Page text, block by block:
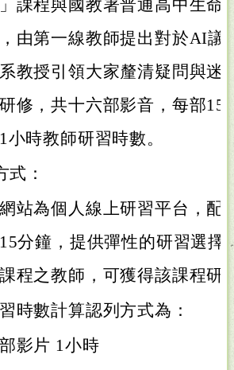
課程與國教署普通高中生命
由第一線教師提出對於AI議
教授引領大家釐清疑問與迷
修，共十六部影音，每部15
小時教師研習時數。
式：
站為個人線上研習平台，配
分鐘，提供彈性的研習選擇
程之教師，可獲得該課程研
時數計算認列方式為：
影片 1小時